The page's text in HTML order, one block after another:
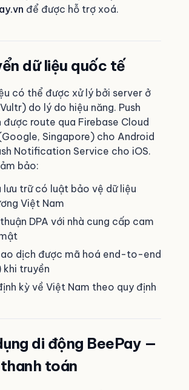
để được hỗ trợ xoá.
dữ liệu quốc tế
có thể được xử lý bởi server ở
do lý do hiệu năng. Push
route qua Firebase Cloud
Singapore) cho Android
Notification Service cho iOS.
bảo:
lưu trữ có luật bảo vệ dữ liệu
Việt Nam
DPA với nhà cung cấp cam
dịch được mã hoá end-to-end
khi truyền
kỳ về Việt Nam theo quy định
di động BeePay —
toán